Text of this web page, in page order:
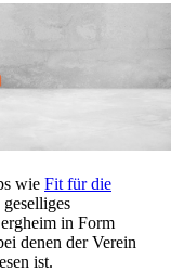
wie Fit für die
in Form
denen der Verein
ist.